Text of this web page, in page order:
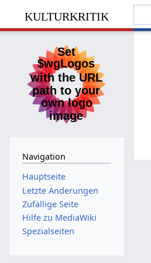
kulturkritik
Navigation
Hauptseite
Letzte Änderungen
Zufällige Seite
Hilfe zu MediaWiki
Spezialseiten